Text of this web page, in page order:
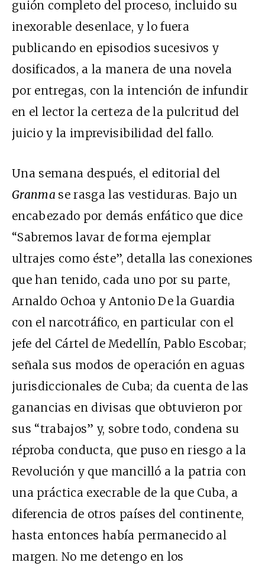
guión completo del proceso, incluido su
inexorable desenlace, y lo fuera
publicando en episodios sucesivos y
dosificados, a la manera de una novela
por entregas, con la intención de infundir
en el lector la certeza de la pulcritud del
juicio y la imprevisibilidad del fallo.
Una semana después, el editorial del
Granma se rasga las vestiduras. Bajo un
encabezado por demás enfático que dice
“Sabremos lavar de forma ejemplar
ultrajes como éste”, detalla las conexiones
que han tenido, cada uno por su parte,
Arnaldo Ochoa y Antonio De la Guardia
con el narcotráfico, en particular con el
jefe del Cártel de Medellín, Pablo Escobar;
señala sus modos de operación en aguas
jurisdiccionales de Cuba; da cuenta de las
ganancias en divisas que obtuvieron por
sus “trabajos” y, sobre todo, condena su
réproba conducta, que puso en riesgo a la
Revolución y que mancilló a la patria con
una práctica execrable de la que Cuba, a
diferencia de otros países del continente,
hasta entonces había permanecido al
margen. No me detengo en los